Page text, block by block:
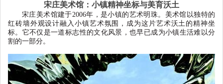
宋庄美术馆：小镇精神坐标与美育沃土
宋庄美术馆建于2006年，是小镇的艺术明珠。美术馆以独特的
红砖墙外观设计融入小镇艺术氛围，成为这片艺术沃土的精神坐
标。它不仅是一道标志性的文化风景，也早已成为小镇生活难以分
割的一部分。